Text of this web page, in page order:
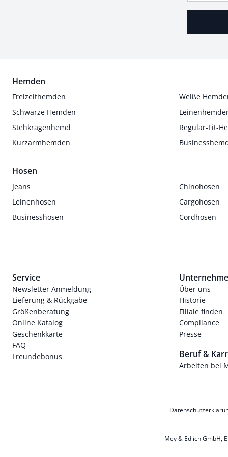
Hemden
Freizeithemden
Weiße
Schwarze Hemden
Stehkragenhemd
Regular-Fit-
Kurzarmhemden
Hosen
Jeans
Chinohosen
Leinenhosen
Cargohosen
Businesshosen
Cordhosen
Service
Newsletter Anmeldung
Lieferung & Rückgabe
Größenberatung
Online Katalog
Geschenkkarte
FAQ
Freundebonus
Über uns
Historie
Filiale finden
Compliance
Presse
Beruf &
Arbeiten bei
Mey & Edlich GmbH,